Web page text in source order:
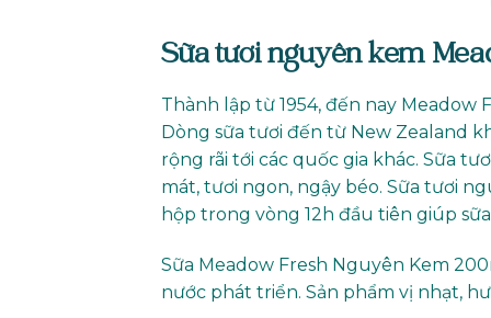
Sữa tươi nguyên kem
Thành lập từ 1954, đến nay Meadow
Dòng sữa tươi đến từ New Zealand
rộng rãi tới các quốc gia khác. Sữa
mát, tươi ngon, ngậy béo. Sữa tươi
hộp trong vòng 12h đầu tiên giúp
Sữa Meadow Fresh Nguyên Kem
nước phát triển. Sản phẩm vị nhạt,